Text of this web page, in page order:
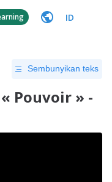
ID
Sembunyikan teks
Pouvoir » -